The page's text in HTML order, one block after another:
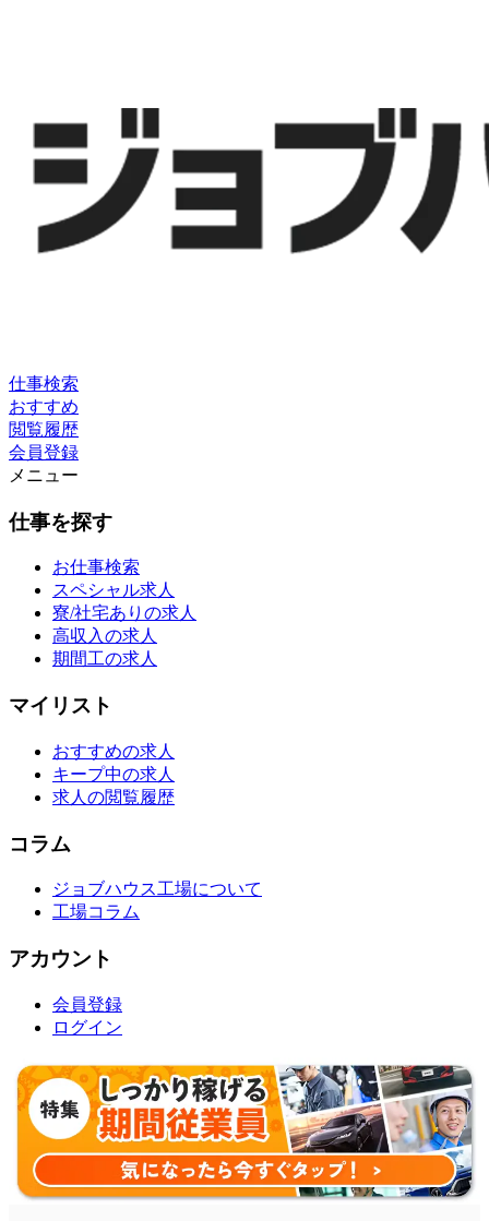
仕事検索
おすすめ
閲覧履歴
会員登録
メニュー
仕事を探す
お仕事検索
スペシャル求人
寮/社宅ありの求人
高収入の求人
期間工の求人
マイリスト
おすすめの求人
キープ中の求人
求人の閲覧履歴
コラム
ジョブハウス工場について
工場コラム
アカウント
会員登録
ログイン